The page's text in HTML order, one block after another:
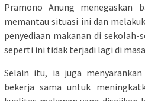
Pramono Anung menegaskan
memantau situasi ini dan
penyediaan makanan di sekolah-
seperti ini tidak terjadi lagi di
Selain itu, ia juga
bekerja sama untuk